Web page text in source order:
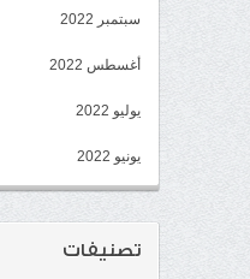
سبتمبر 2022
أغسطس 2022
يوليو 2022
يونيو 2022
تصنيفات